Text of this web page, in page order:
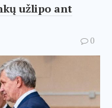
užlipo ant
0